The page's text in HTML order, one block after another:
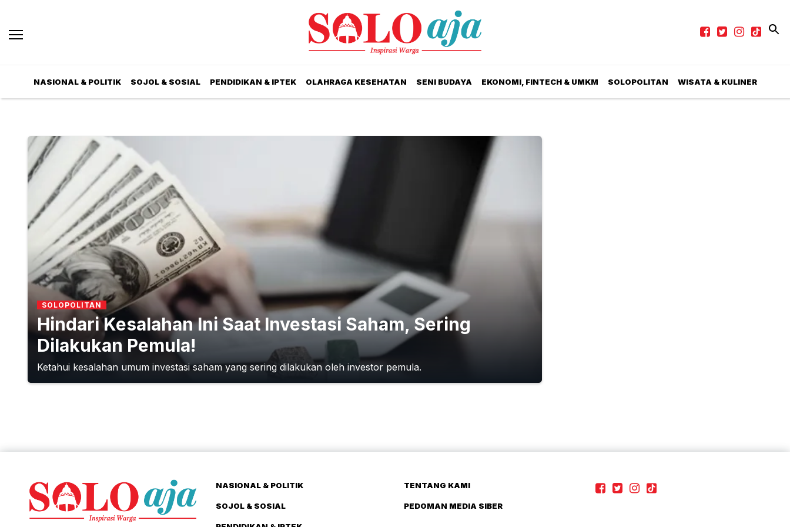
NASIONAL & POLITIK SOJOL & SOSIAL PENDIDIKAN & IPTEK OLAHRAGA KESEHATAN SENI BUDAYA EKONOMI, FINTECH & UMKM SOLOPOLITAN WISATA & KULINER
SOLOPOLITAN
Hindari Kesalahan Ini Saat Investasi Saham, Sering
Dilakukan Pemula!
Ketahui kesalahan umum investasi saham yang sering dilakukan oleh investor pemula.
NASIONAL & POLITIK
SOJOL & SOSIAL
TENTANG KAMI
PEDOMAN MEDIA SIBER